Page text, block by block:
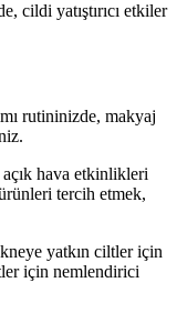
cildi yatıştırıcı etkiler
rutininizde, makyaj
hava etkinlikleri
tercih etmek,
yatkın ciltler için
için nemlendirici